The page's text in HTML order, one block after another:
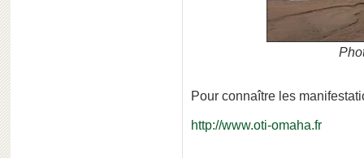
Pour connaître les
http://www.oti-omaha.fr